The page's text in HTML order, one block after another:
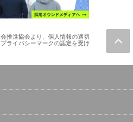
推進協会より、個人情報の適切
ライバシーマークの認定を受け